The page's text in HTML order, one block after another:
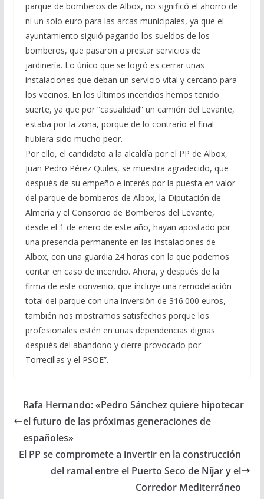
parque de bomberos de Albox, no significó el ahorro de
ni un solo euro para las arcas municipales, ya que el
ayuntamiento siguió pagando los sueldos de los
bomberos, que pasaron a prestar servicios de
jardinería. Lo único que se logró es cerrar unas
instalaciones que deban un servicio vital y cercano para
los vecinos. En los últimos incendios hemos tenido
suerte, ya que por “casualidad” un camión del Levante,
estaba por la zona, porque de lo contrario el final
hubiera sido mucho peor.
Por ello, el candidato a la alcaldía por el PP de Albox,
Juan Pedro Pérez Quiles, se muestra agradecido, que
después de su empeño e interés por la puesta en valor
del parque de bomberos de Albox, la Diputación de
Almería y el Consorcio de Bomberos del Levante,
desde el 1 de enero de este año, hayan apostado por
una presencia permanente en las instalaciones de
Albox, con una guardia 24 horas con la que podemos
contar en caso de incendio. Ahora, y después de la
firma de este convenio, que incluye una remodelación
total del parque con una inversión de 316.000 euros,
también nos mostramos satisfechos porque los
profesionales estén en unas dependencias dignas
después del abandono y cierre provocado por
Torrecillas y el PSOE”.
Rafa Hernando: «Pedro Sánchez quiere hipotecar
el futuro de las próximas generaciones de
españoles»
El PP se compromete a invertir en la construcción
del ramal entre el Puerto Seco de Níjar y el
Corredor Mediterráneo